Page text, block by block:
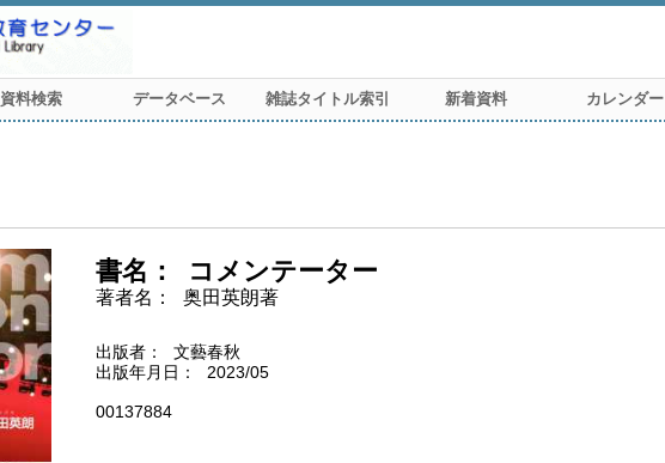
資料検索 データベース 雑誌タイトル索引 新着資料 カレンダー
書名 コメンテーター
著者名 奥田英朗著
出版者
文藝春秋
出版年月日
2023/05
00137884